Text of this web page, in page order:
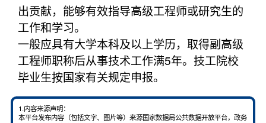
出贡献，能够有效指导高级工程师或研究生的
工作和学习。
一般应具有大学本科及以上学历，取得副高级
工程师职称后从事技术工作满5年。技工院校
毕业生按国家有关规定申报。
1.内容来源声明：
本平台发布内容（包括文字、图片等）来源国家数据局公共数据开放平台，政务